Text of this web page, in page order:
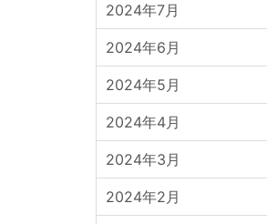
2024年7月
2024年6月
2024年5月
2024年4月
2024年3月
2024年2月